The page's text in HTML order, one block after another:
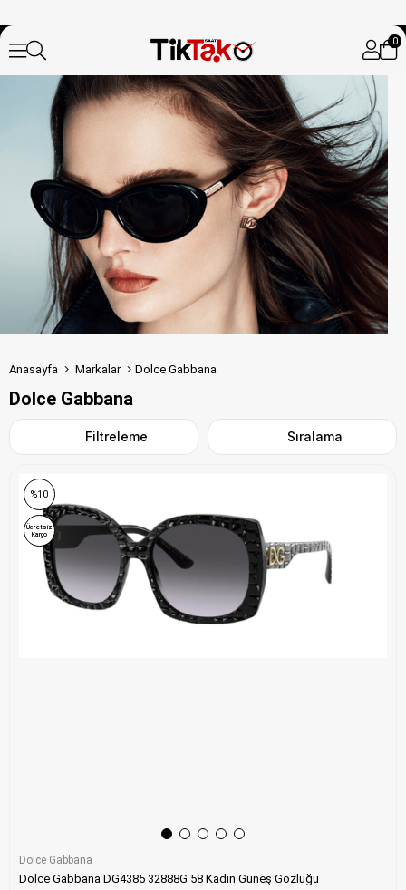
0
Anasayfa Markalar Dolce Gabbana
Dolce Gabbana
Filtreleme Sıralama
Dolce Gabbana
Dolce Gabbana DG4385 32888G 58 Kadın Güneş Gözlüğü
%10
Ücretsiz
Kargo